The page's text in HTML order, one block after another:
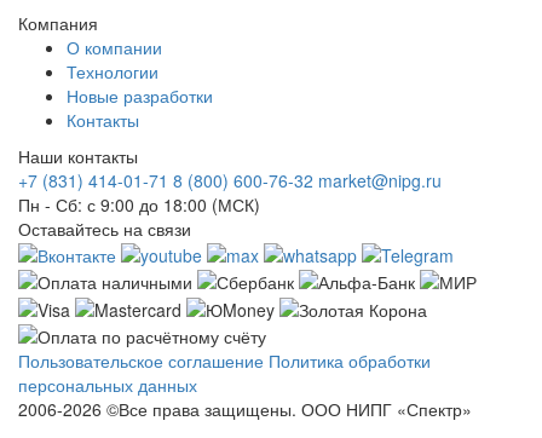
Компания
О компании
Технологии
Новые разработки
Контакты
Наши контакты
+7 (831) 414-01-71 8 (800) 600-76-32 market@nipg.ru
Пн - Сб: с 9:00 до 18:00 (МСК)
Оставайтесь на связи
Пользовательское соглашение Политика обработки
персональных данных
2006-2026 ©Все права защищены. ООО НИПГ «Спектр»